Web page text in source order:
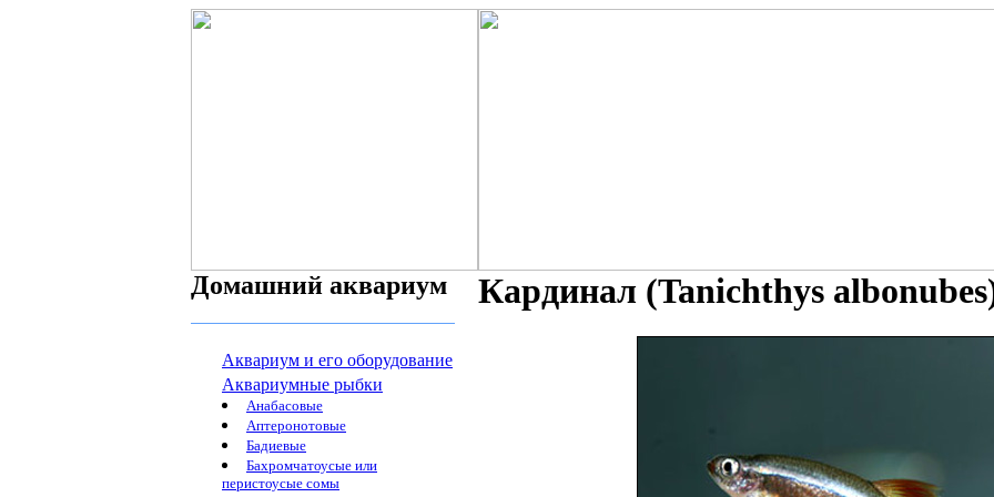
Домашний аквариум
Аквариум и его оборудование
Аквариумные рыбки
Анабасовые
Аптеронотовые
Бадиевые
Бахромчатоусые или
перистоусые сомы
Кардинал (Tanichthys